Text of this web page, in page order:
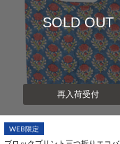
SOLD OUT
再入荷受付
WEB限定